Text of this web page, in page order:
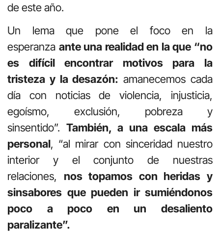
de este año.
Un lema que pone el foco en la
esperanza ante una realidad en la que “no
es difícil encontrar motivos para la
tristeza y la desazón: amanecemos cada
día con noticias de violencia, injusticia,
egoísmo, exclusión, pobreza y
sinsentido”. También, a una escala más
personal, “al mirar con sinceridad nuestro
interior y el conjunto de nuestras
relaciones, nos topamos con heridas y
sinsabores que pueden ir sumiéndonos
poco a poco en un desaliento
paralizante”.